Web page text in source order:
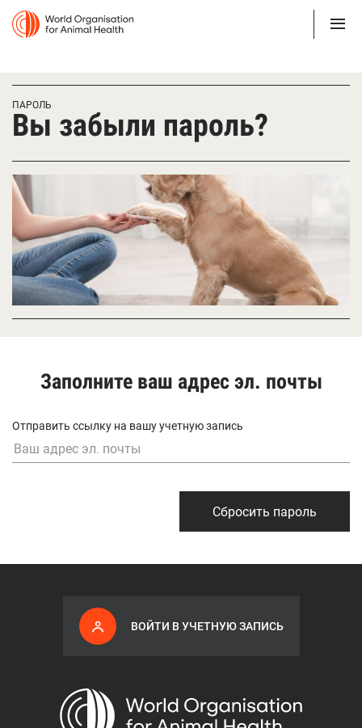
ПАРОЛЬ
Вы забыли пароль?
Заполните ваш адрес эл. почты
Отправить ссылку на вашу учетную запись
Сбросить пароль
ВОЙТИ В УЧЕТНУЮ ЗАПИСЬ